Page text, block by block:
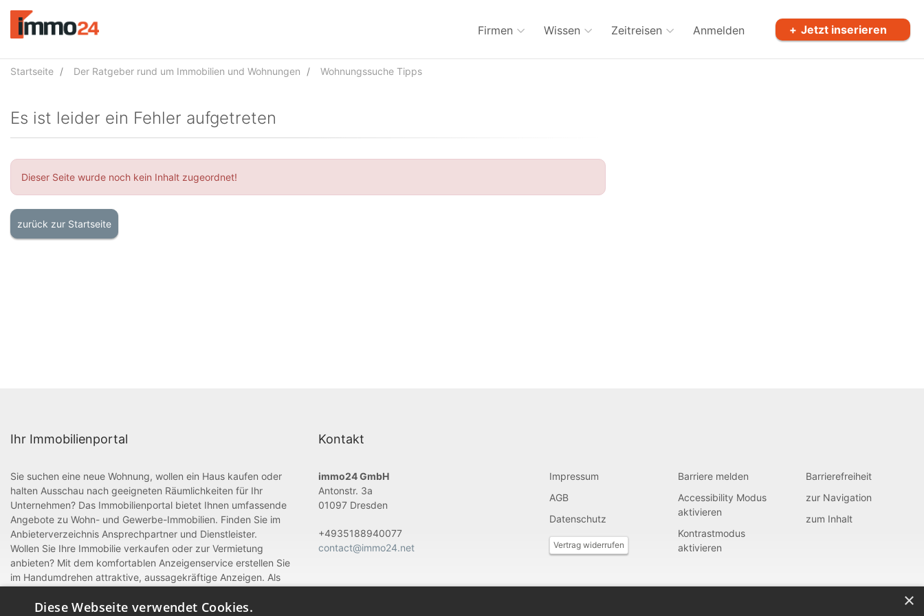
Accessibility
Modus
aktivieren
Navigation
Firmen Wissen Zeitreisen Anmelden Jetzt inserieren
Startseite Der Ratgeber rund um Immobilien und Wohnungen Wohnungssuche Tipps
Es ist leider ein Fehler aufgetreten
Dieser Seite wurde noch kein Inhalt zugeordnet!
zurück zur Startseite
Ihr Immobilienportal
Sie suchen eine neue Wohnung, wollen ein Haus kaufen oder
halten Ausschau nach geeigneten Räumlichkeiten für Ihr
Unternehmen? Das Immobilienportal bietet Ihnen umfassende
Angebote zu Wohn- und Gewerbe-Immobilien. Finden Sie im
Anbieterverzeichnis Ansprechpartner und Dienstleister.
Wollen Sie Ihre Immobilie verkaufen oder zur Vermietung
anbieten? Mit dem komfortablen Anzeigenservice erstellen Sie
im Handumdrehen attraktive, aussagekräftige Anzeigen. Als
Handwerk können Sie sich zudem mit einem Eintrag im
Kontakt
immo24 GmbH
Antonstr. 3a
01097 Dresden
+4935188940077
contact@immo24.net
Impressum
AGB
Datenschutz
Vertrag widerrufen
Barriere melden
Accessibility Modus
aktivieren
Kontrastmodus
aktivieren
Barrierefreiheit
zur Navigation
zum Inhalt
×
Diese Webseite verwendet Cookies.